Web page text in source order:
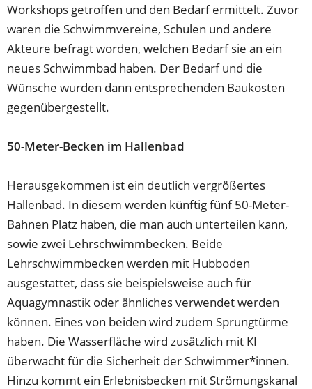
Workshops getroffen und den Bedarf ermittelt. Zuvor
waren die Schwimmvereine, Schulen und andere
Akteure befragt worden, welchen Bedarf sie an ein
neues Schwimmbad haben. Der Bedarf und die
Wünsche wurden dann entsprechenden Baukosten
gegenübergestellt.
50-Meter-Becken im Hallenbad
Herausgekommen ist ein deutlich vergrößertes
Hallenbad. In diesem werden künftig fünf 50-Meter-
Bahnen Platz haben, die man auch unterteilen kann,
sowie zwei Lehrschwimmbecken. Beide
Lehrschwimmbecken werden mit Hubboden
ausgestattet, dass sie beispielsweise auch für
Aquagymnastik oder ähnliches verwendet werden
können. Eines von beiden wird zudem Sprungtürme
haben. Die Wasserfläche wird zusätzlich mit KI
überwacht für die Sicherheit der Schwimmer*innen.
Hinzu kommt ein Erlebnisbecken mit Strömungskanal